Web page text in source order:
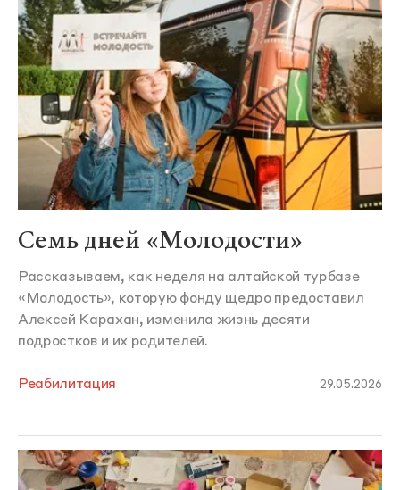
Семь дней «Молодости»
Рассказываем, как неделя на алтайской турбазе
«Молодость», которую фонду щедро предоставил
Алексей Карахан, изменила жизнь десяти
подростков и их родителей.
Реабилитация 29.05.2026